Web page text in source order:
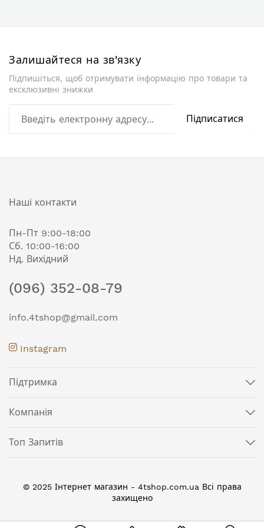
Залишайтеся на зв'язку
Підпишіться, щоб отримувати інформацію про товари та
ексклюзивні знижки
Підписатися
Наші контакти
Пн-Пт 9:00-18:00
Сб. 10:00-16:00
Нд. Вихідний
(096) 352-08-79
info.4tshop@gmail.com
Instagram
Підтримка
Компанія
Топ Запитів
© 2025 Інтернет магазин - 4tshop.com.ua Всі права
захищено